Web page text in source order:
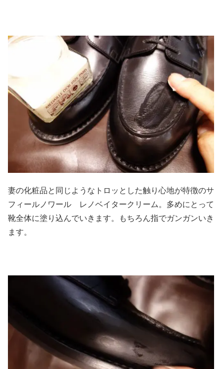
妻の化粧品と同じようなトロッとした触り心地が特徴のサ
フィールノワール レノベイタークリーム。多めにとって
靴全体に塗り込んでいきます。もちろん指でガンガンいき
ます。